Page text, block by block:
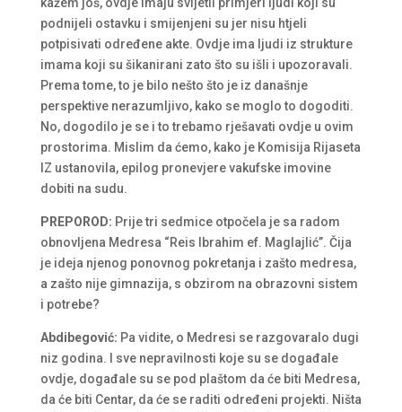
podnijeli ostavku i smijenjeni su jer nisu htjeli
potpisivati određene akte. Ovdje ima ljudi iz strukture
imama koji su šikanirani zato što su išli i upozoravali.
Prema tome, to je bilo nešto što je iz današnje
perspektive nerazumljivo, kako se moglo to dogoditi.
No, dogodilo je se i to trebamo rješavati ovdje u ovim
prostorima. Mislim da ćemo, kako je Komisija Rijaseta
IZ ustanovila, epilog pronevjere vakufske imovine
dobiti na sudu.
PREPOROD: Prije tri sedmice otpočela je sa radom
obnovljena Medresa “Reis Ibrahim ef. Maglajlić”. Čija
je ideja njenog ponovnog pokretanja i zašto medresa,
a zašto nije gimnazija, s obzirom na obrazovni sistem
i potrebe?
Abdibegović: Pa vidite, o Medresi se razgovaralo dugi
niz godina. I sve nepravilnosti koje su se događale
ovdje, događale su se pod plaštom da će biti Medresa,
da će biti Centar, da će se raditi određeni projekti. Ništa